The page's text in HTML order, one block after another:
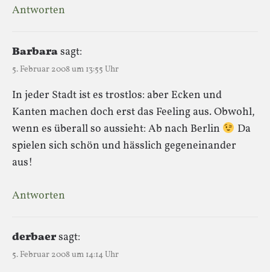
Antworten
Barbarasagt:
5. Februar 2008 um 13:55 Uhr
In jeder Stadt ist es trostlos: aber Ecken und
Kanten machen doch erst das Feeling aus. Obwohl,
wenn es überall so aussieht: Ab nach Berlin
Da
spielen sich schön und hässlich gegeneinander
aus!
Antworten
derbaersagt:
5. Februar 2008 um 14:14 Uhr